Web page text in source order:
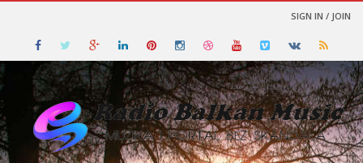
SIGN IN / JOIN